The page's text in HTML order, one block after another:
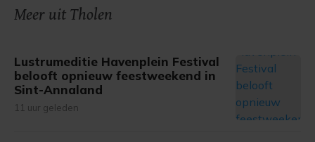
onze cookiepagina kun je ons cookiebeleid bekijken en je
gemaakte keuze altijd wijzigen of intrekken.
Meer uit Tholen
Lustrumeditie Havenplein Festival
belooft opnieuw feestweekend in
Sint-Annaland
11 uur geleden